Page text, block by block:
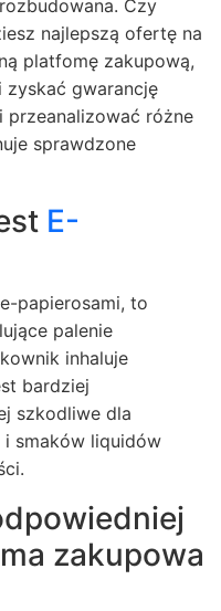
Czy
najlepszą ofertę na
platfomę zakupową,
gwarancję
przeanalizować różne
sprawdzone
E-
papierosami, to
palenie
inhaluje
bardziej
szkodliwe dla
i smaków liquidów
zakupowa